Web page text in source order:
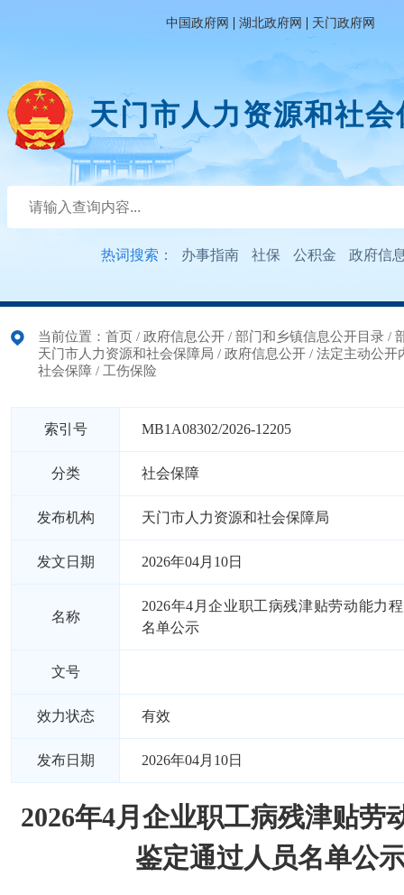
中国政府网 | 湖北政府网 | 天门政府网
天门市人力资源和社
热词搜索： 办事指南 社保 公积金 政府信
当前位置： 首页 / 政府信息公开 / 部门和乡镇信息公开目录 /
天门市人力资源和社会保障局 / 政府信息公开 / 法定主动公开
社会保障 / 工伤保险
索引号 MB1A08302/2026-12205
分类 社会保障
发布机构 天门市人力资源和社会保障局
发文日期 2026年04月10日
名称
2026年4月企业职工病残津贴劳动能力
名单公示
文号
效力状态 有效
发布日期 2026年04月10日
2026年4月企业职工病残津贴劳
鉴定通过人员名单公